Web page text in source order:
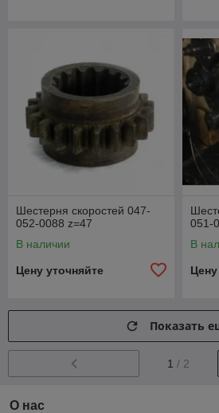
Шестерня скоростей 047-
052-0088 z=47
В наличии
Цену уточняйте
051-
В
Показать
1 / 2
О нас